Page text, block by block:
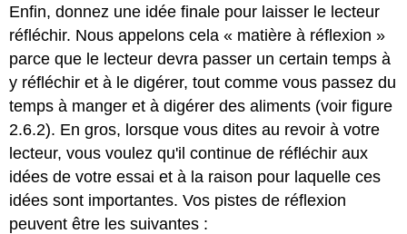
Enfin, donnez une idée finale pour laisser le lecteur
réfléchir. Nous appelons cela « matière à réflexion »
parce que le lecteur devra passer un certain temps à
y réfléchir et à le digérer, tout comme vous passez du
temps à manger et à digérer des aliments (voir figure
2.6.2). En gros, lorsque vous dites au revoir à votre
lecteur, vous voulez qu'il continue de réfléchir aux
idées de votre essai et à la raison pour laquelle ces
idées sont importantes. Vos pistes de réflexion
peuvent être les suivantes :